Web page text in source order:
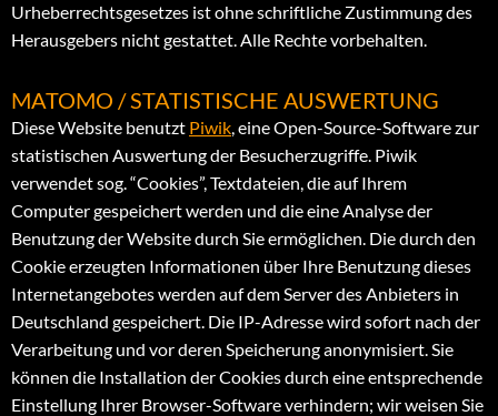
Urheberrechtsgesetzes ist ohne schriftliche Zustimmung des
Herausgebers nicht gestattet. Alle Rechte vorbehalten.
MATOMO / STATISTISCHE AUSWERTUNG
Diese Website benutzt Piwik, eine Open-Source-Software zur
statistischen Auswertung der Besucherzugriffe. Piwik
verwendet sog. “Cookies”, Textdateien, die auf Ihrem
Computer gespeichert werden und die eine Analyse der
Benutzung der Website durch Sie ermöglichen. Die durch den
Cookie erzeugten Informationen über Ihre Benutzung dieses
Internetangebotes werden auf dem Server des Anbieters in
Deutschland gespeichert. Die IP-Adresse wird sofort nach der
Verarbeitung und vor deren Speicherung anonymisiert. Sie
können die Installation der Cookies durch eine entsprechende
Einstellung Ihrer Browser-Software verhindern; wir weisen Sie